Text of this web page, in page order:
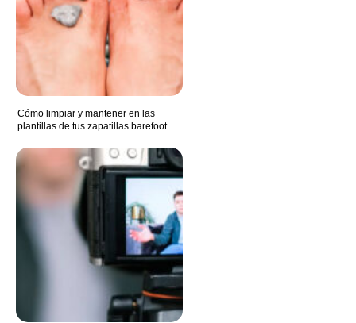
Cómo limpiar y mantener en las
plantillas de tus zapatillas barefoot